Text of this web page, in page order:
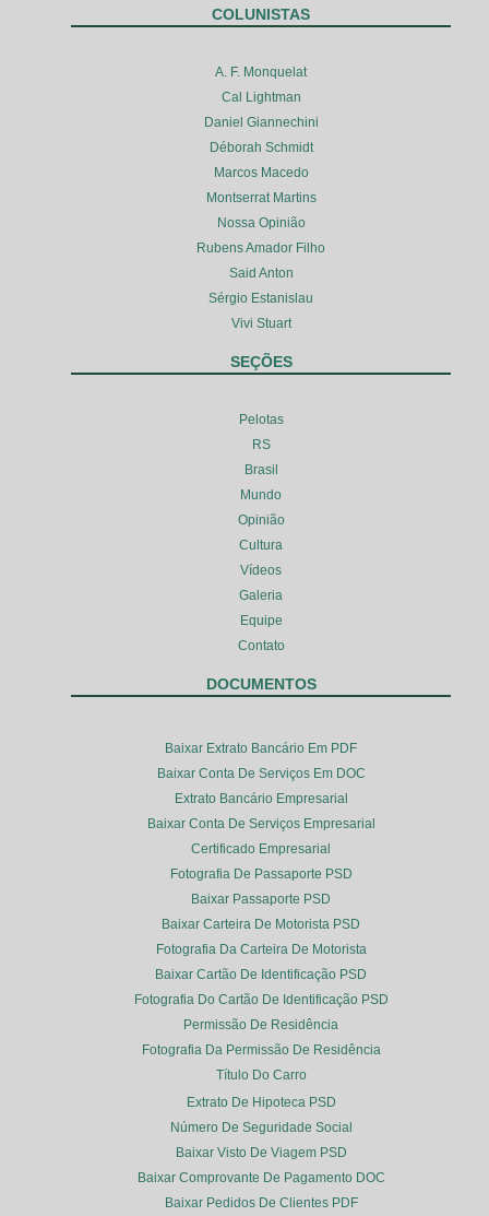
COLUNISTAS
A. F. Monquelat
Cal Lightman
Daniel Giannechini
Déborah Schmidt
Marcos Macedo
Montserrat Martins
Nossa Opinião
Rubens Amador Filho
Said Anton
Sérgio Estanislau
Vivi Stuart
SEÇÕES
Pelotas
RS
Brasil
Mundo
Opinião
Cultura
Vídeos
Galeria
Equipe
Contato
DOCUMENTOS
Baixar Extrato Bancário Em PDF
Baixar Conta De Serviços Em DOC
Extrato Bancário Empresarial
Baixar Conta De Serviços Empresarial
Certificado Empresarial
Fotografia De Passaporte PSD
Baixar Passaporte PSD
Baixar Carteira De Motorista PSD
Fotografia Da Carteira De Motorista
Baixar Cartão De Identificação PSD
Fotografia Do Cartão De Identificação PSD
Permissão De Residência
Fotografia Da Permissão De Residência
Título Do Carro
Extrato De Hipoteca PSD
Número De Seguridade Social
Baixar Visto De Viagem PSD
Baixar Comprovante De Pagamento DOC
Baixar Pedidos De Clientes PDF